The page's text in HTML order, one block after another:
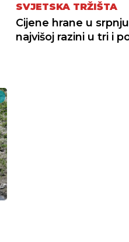
SVJETSKA TRŽIŠTA
Cijene hrane u
najvišoj razini u tri i